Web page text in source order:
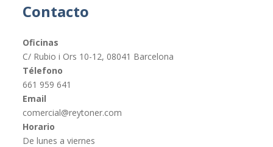
Contacto
Oficinas
C/ Rubio i Ors 10-12, 08041 Barcelona
Télefono
661 959 641
Email
comercial@reytoner.com
Horario
De lunes a viernes